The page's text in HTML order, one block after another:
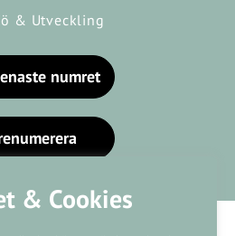
& Cookies
numret